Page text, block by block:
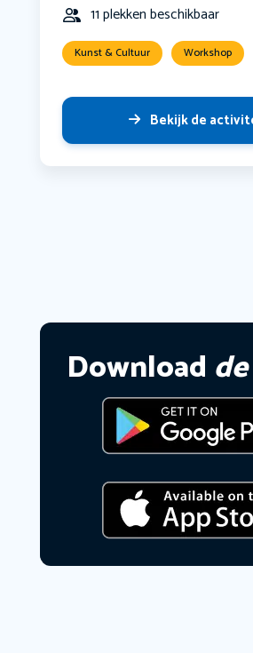
11 plekken beschikbaar
Kunst & Cultuur Workshop
Bekijk de
Download